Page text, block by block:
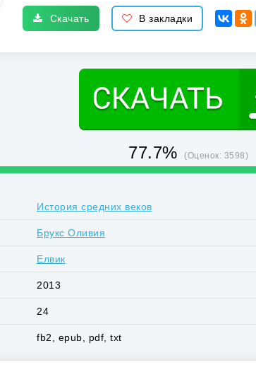
Скачать В закладки
77.7% (Оценок: 3598)
История средних веков
Брукс Оливия
Елвик
2013
24
fb2, epub, pdf, txt